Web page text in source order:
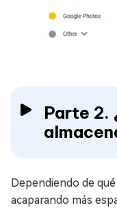
Parte 2.
Dependiendo de
acaparando más